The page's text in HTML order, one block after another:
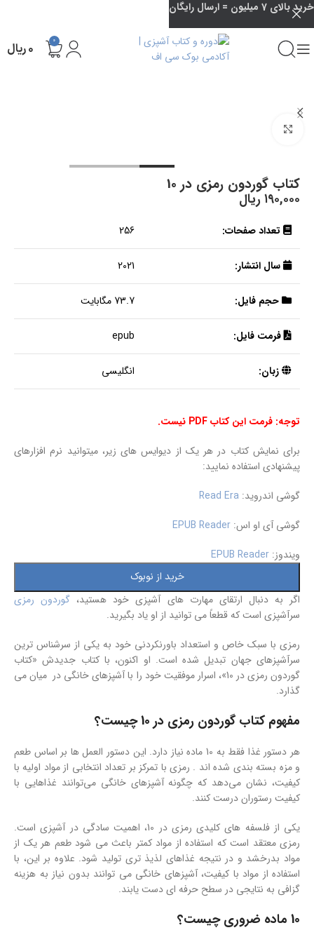
0 ۰ریال
کتاب گوردون رمزی در 10
۱۹۰,۰۰۰ ریال
تعداد صفحات: 256
سال انتشار: 2021
حجم فایل: 73.7 مگابایت
فرمت فایل: epub
زبان: انگلیسی
توجه: فرمت این کتاب PDF نیست.
برای نمایش کتاب در هر یک از دیوایس های زیر، میتوانید نرم افزارهای
پیشنهادی استفاده نمایید:
گوشی اندروید: Read Era
گوشی آی او اس: EPUB Reader
ویندوز: EPUB Reader
خرید از نوبوک
اگر به دنبال ارتقای مهارت های آشپزی خود هستید، گوردون رمزی
سرآشپزی است که قطعاً می توانید از او یاد بگیرید.
رمزی با سبک خاص و استعداد باورنکردنی خود به یکی از سرشناس ترین
سرآشپزهای جهان تبدیل شده است. او اکنون، با کتاب جدیدش «کتاب
گوردون رمزی در 10»، اسرار موفقیت خود را با آشپزهای خانگی در میان می
گذارد.
مفهوم کتاب گوردون رمزی در 10 چیست؟
هر دستور غذا فقط به 10 ماده نیاز دارد. این دستور العمل ها بر اساس طعم
و مزه بسته بندی شده اند . رمزی با تمرکز بر تعداد انتخابی از مواد اولیه با
کیفیت، نشان می‌دهد که چگونه آشپزهای خانگی می‌توانند غذاهایی با
کیفیت رستوران درست کنند.
یکی از فلسفه های کلیدی رمزی در 10، اهمیت سادگی در آشپزی است.
رمزی معتقد است که استفاده از مواد کمتر باعث می شود طعم هر یک از
مواد بدرخشد و در نتیجه غذاهای لذیذ تری تولید شود. علاوه بر این، با
استفاده از مواد با کیفیت، آشپزهای خانگی می توانند بدون نیاز به هزینه
گزافی به نتایجی در سطح حرفه ای دست یابند.
10 ماده ضروری چیست؟
خرید بالای 7 میلیون = ارسال رایگان